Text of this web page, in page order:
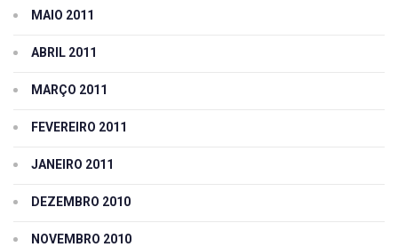
MAIO 2011
ABRIL 2011
MARÇO 2011
FEVEREIRO 2011
JANEIRO 2011
DEZEMBRO 2010
NOVEMBRO 2010